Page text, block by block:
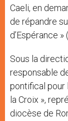
Caeli, en
de répandre
d’Espérance
Sous la
responsable
pontifical pour
la Croix »,
diocèse de